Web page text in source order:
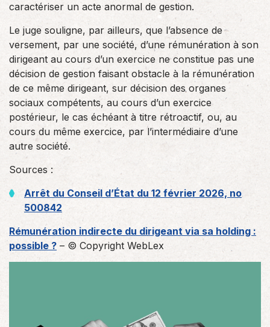
caractériser un acte anormal de gestion.
Le juge souligne, par ailleurs, que l’absence de
versement, par une société, d’une rémunération à son
dirigeant au cours d’un exercice ne constitue pas une
décision de gestion faisant obstacle à la rémunération
de ce même dirigeant, sur décision des organes
sociaux compétents, au cours d’un exercice
postérieur, le cas échéant à titre rétroactif, ou, au
cours du même exercice, par l’intermédiaire d’une
autre société.
Sources :
Arrêt du Conseil d’État du 12 février 2026, no
500842
Rémunération indirecte du dirigeant via sa holding :
possible ? – © Copyright WebLex